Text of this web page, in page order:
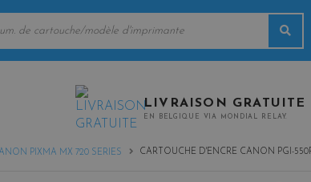
LIVRAISON GRATUITE
EN BELGIQUE VIA MONDIAL RELAY.
PIXMA MX 720 SERIES CARTOUCHE D'ENCRE CANON PGI-